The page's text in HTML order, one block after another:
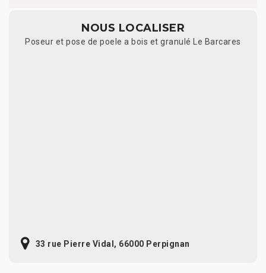
NOUS LOCALISER
Poseur et pose de poele a bois et granulé Le Barcares
33 rue Pierre Vidal, 66000 Perpignan